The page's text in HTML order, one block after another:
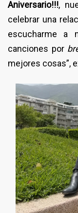
Aniversario!!!,
celebrar una
escucharme a
canciones por
mejores cosas”,